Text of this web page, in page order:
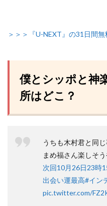
＞＞＞『U-NEXT』の31日間
僕とシッポと神
所はどこ？
うちも木村君と同
まめ福さん楽しそ
次回10月26日23時
出会い運最高#イン
pic.twitter.com/